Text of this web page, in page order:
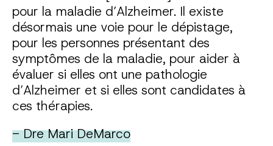
pour la maladie d’Alzheimer. Il existe
désormais une voie pour le dépistage,
pour les personnes présentant des
symptômes de la maladie, pour aider à
évaluer si elles ont une pathologie
d’Alzheimer et si elles sont candidates à
ces thérapies.
- Dre Mari DeMarco